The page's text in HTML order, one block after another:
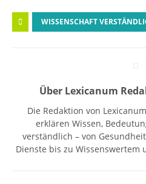
WISSENSCHAFT
Über Lexicanum
Die Redaktion von
erklären Wissen,
verständlich – von
Dienste bis zu Wissenswertem